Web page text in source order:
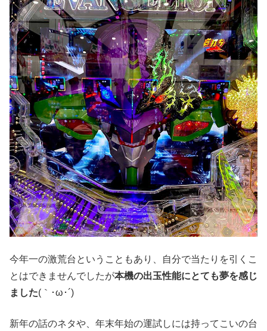
今年一の激荒台ということもあり、自分で当たりを引くこ
とはできませんでしたが本機の出玉性能にとても夢を感じ
ました(｀･ω･´)
新年の話のネタや、年末年始の運試しには持ってこいの台